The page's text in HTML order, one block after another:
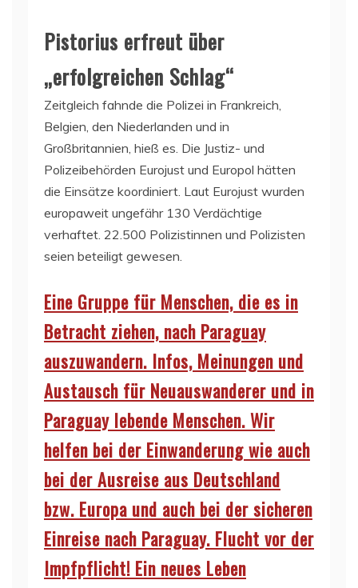
Pistorius erfreut über
„erfolgreichen Schlag“
Zeitgleich fahnde die Polizei in Frankreich,
Belgien, den Niederlanden und in
Großbritannien, hieß es. Die Justiz- und
Polizeibehörden Eurojust und Europol hätten
die Einsätze koordiniert. Laut Eurojust wurden
europaweit ungefähr 130 Verdächtige
verhaftet. 22.500 Polizistinnen und Polizisten
seien beteiligt gewesen.
Eine Gruppe für Menschen, die es in
Betracht ziehen, nach Paraguay
auszuwandern. Infos, Meinungen und
Austausch für Neuauswanderer und in
Paraguay lebende Menschen. Wir
helfen bei der Einwanderung wie auch
bei der Ausreise aus Deutschland
bzw. Europa und auch bei der sicheren
Einreise nach Paraguay. Flucht vor der
Impfpflicht! Ein neues Leben